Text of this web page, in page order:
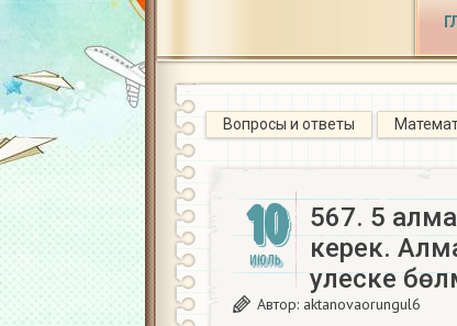
Вопросы и ответы
10
ИЮЛЬ
567. 5
керек.
улеске
Автор: aktanovaorungul6